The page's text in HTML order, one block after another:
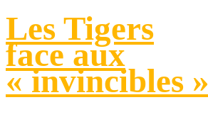
Les Tigers
face aux
« invincibles »